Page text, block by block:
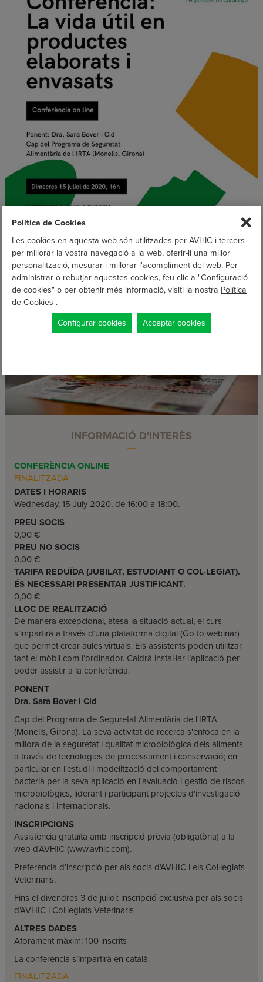
INFORMACIÓ D'INTERÈS
CONFERÈNCIA ONLINE
FINALITZADA
DATES I HORARIS
Wednesday, 15 July 2020, de 16:00 a 18:00.
PREU SOCIS
0,00 €
PREU NO SOCIS
0,00 €
TARIFA REDUÏDA (JUBILAT, ESTUDIANT O COL·LEGIAT).
ÉS NECESSARI PRESENTAR JUSTIFICANT.
0,00 €
LLOC DE REALITZACIÓ
De manera excepcional, atesa la situació actual, el curs
s’impartirà a través d’una plataforma digital (Go to webinar)
que permet crear aules virtuals. Els assistents poden utilitzar
tant el mòbil com l’ordinador. Caldrà instal·lar l’aplicació per
poder assistir a la conferència.
PONENT
Dra. Sara Bover i Cid
Cap del Programa de Seguretat Alimentària de l'IRTA
(Monells, Girona). La seva activitat de recerca s'enfoca en la
millora de la seguretat i qualitat microbiològica dels aliments
a través de tecnologies de processament i conservació; en
particular en l'estudi i modelització del comportament
bacterià per la seva aplicació en l'avaluació i gestió de riscos
microbiològics, liderant i participant projectes d'investigació
nacionals i internacionals.
INSCRIPCIONS
Assistència gratuïta amb inscripció prèvia (obligatòria) a la
web d'AVHIC (www.avhic.com).
Preferència d’inscripció per als socis d’AVHIC i els Col·legiats
Veterinaris.
Fins el divendres 3 de juliol: inscripció exclusiva per als socis
d’AVHIC i Col·legiats Veterinaris
ALTRES DADES
Aforament màxim: 100 inscrits
La conferència s’impartirà en català.
FINALITZADA
Política de Cookies
Les cookies en aquesta web són utilitzades per AVHIC i tercers
per millorar la vostra navegació a la web, oferir-li una millor
personalització, mesurar i millorar l'acompliment del web. Per
administrar o rebutjar aquestes cookies, feu clic a "Configuració
de cookies" o per obtenir més informació, visiti la nostra Política
de Cookies .
Configurar cookies Acceptar cookies